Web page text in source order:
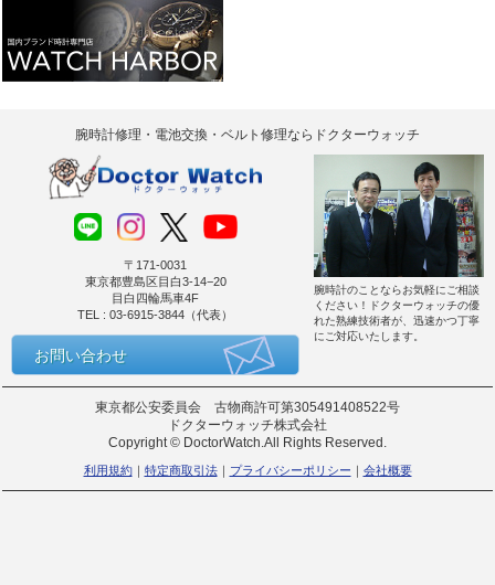
腕時計修理・電池交換・ベルト修理ならドクターウォッチ
〒171-0031
東京都豊島区目白3-14−20
目白四輪馬車4F
TEL : 03-6915-3844（代表）
お問い合わせ
腕時計のことならお気軽にご相談
ください！ドクターウォッチの優
れた熟練技術者が、迅速かつ丁寧
にご対応いたします。
東京都公安委員会 古物商許可第305491408522号
ドクターウォッチ株式会社
Copyright © DoctorWatch.All Rights Reserved.
利用規約 特定商取引法 プライバシーポリシー 会社概要